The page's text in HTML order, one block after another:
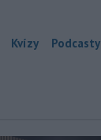
Kvízy Podcasty